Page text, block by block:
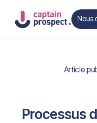
Nous
Article
Processus